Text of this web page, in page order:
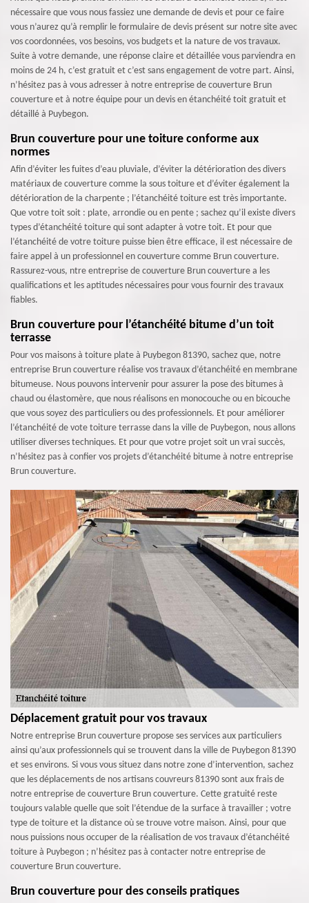
nécessaire que vous nous fassiez une demande de devis et pour ce faire
vous n’aurez qu’à remplir le formulaire de devis présent sur notre site avec
vos coordonnées, vos besoins, vos budgets et la nature de vos travaux.
Suite à votre demande, une réponse claire et détaillée vous parviendra en
moins de 24 h, c’est gratuit et c’est sans engagement de votre part. Ainsi,
n’hésitez pas à vous adresser à notre entreprise de couverture Brun
couverture et à notre équipe pour un devis en étanchéité toit gratuit et
détaillé à Puybegon.
Brun couverture pour une toiture conforme aux
normes
Afin d’éviter les fuites d’eau pluviale, d’éviter la détérioration des divers
matériaux de couverture comme la sous toiture et d’éviter également la
détérioration de la charpente ; l’étanchéité toiture est très importante.
Que votre toit soit : plate, arrondie ou en pente ; sachez qu’il existe divers
types d’étanchéité toiture qui sont adapter à votre toit. Et pour que
l’étanchéité de votre toiture puisse bien être efficace, il est nécessaire de
faire appel à un professionnel en couverture comme Brun couverture.
Rassurez-vous, ntre entreprise de couverture Brun couverture a les
qualifications et les aptitudes nécessaires pour vous fournir des travaux
fiables.
Brun couverture pour l’étanchéité bitume d’un toit
terrasse
Pour vos maisons à toiture plate à Puybegon 81390, sachez que, notre
entreprise Brun couverture réalise vos travaux d’étanchéité en membrane
bitumeuse. Nous pouvons intervenir pour assurer la pose des bitumes à
chaud ou élastomère, que nous réalisons en monocouche ou en bicouche
que vous soyez des particuliers ou des professionnels. Et pour améliorer
l’étanchéité de vote toiture terrasse dans la ville de Puybegon, nous allons
utiliser diverses techniques. Et pour que votre projet soit un vrai succès,
n’hésitez pas à confier vos projets d’étanchéité bitume à notre entreprise
Brun couverture.
Déplacement gratuit pour vos travaux
Notre entreprise Brun couverture propose ses services aux particuliers
ainsi qu’aux professionnels qui se trouvent dans la ville de Puybegon 81390
et ses environs. Si vous vous situez dans notre zone d’intervention, sachez
que les déplacements de nos artisans couvreurs 81390 sont aux frais de
notre entreprise de couverture Brun couverture. Cette gratuité reste
toujours valable quelle que soit l’étendue de la surface à travailler ; votre
type de toiture et la distance où se trouve votre maison. Ainsi, pour que
nous puissions nous occuper de la réalisation de vos travaux d’étanchéité
toiture à Puybegon ; n’hésitez pas à contacter notre entreprise de
couverture Brun couverture.
Brun couverture pour des conseils pratiques